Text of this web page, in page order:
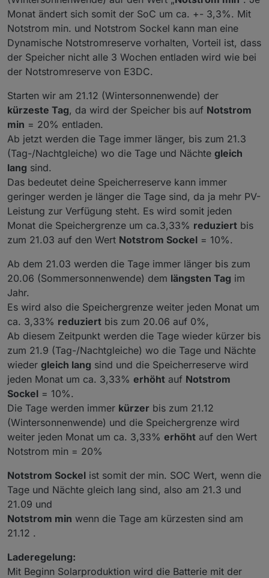
Monat ändert sich somit der SoC um ca. +- 3,3%. Mit
Notstrom min. und Notstrom Sockel kann man eine
Dynamische Notstromreserve vorhalten, Vorteil ist, dass
der Speicher nicht alle 3 Wochen entladen wird wie bei
der Notstromreserve von E3DC.
Starten wir am 21.12 (Wintersonnenwende) der
kürzeste Tag, da wird der Speicher bis auf Notstrom
min = 20% entladen.
Ab jetzt werden die Tage immer länger, bis zum 21.3
(Tag-/Nachtgleiche) wo die Tage und Nächte gleich
lang sind.
Das bedeutet deine Speicherreserve kann immer
geringer werden je länger die Tage sind, da ja mehr PV-
Leistung zur Verfügung steht. Es wird somit jeden
Monat die Speichergrenze um ca.3,33% reduziert bis
zum 21.03 auf den Wert Notstrom Sockel = 10%.
Ab dem 21.03 werden die Tage immer länger bis zum
20.06 (Sommersonnenwende) dem längsten Tag im
Jahr.
Es wird also die Speichergrenze weiter jeden Monat um
ca. 3,33% reduziert bis zum 20.06 auf 0%,
Ab diesem Zeitpunkt werden die Tage wieder kürzer bis
zum 21.9 (Tag-/Nachtgleiche) wo die Tage und Nächte
wieder gleich lang sind und die Speicherreserve wird
jeden Monat um ca. 3,33% erhöht auf Notstrom
Sockel = 10%.
Die Tage werden immer kürzer bis zum 21.12
(Wintersonnenwende) und die Speichergrenze wird
weiter jeden Monat um ca. 3,33% erhöht auf den Wert
Notstrom min = 20%
Notstrom Sockel ist somit der min. SOC Wert, wenn die
Tage und Nächte gleich lang sind, also am 21.3 und
21.09 und
Notstrom min wenn die Tage am kürzesten sind am
21.12 .
Laderegelung:
Mit Beginn Solarproduktion wird die Batterie mit der